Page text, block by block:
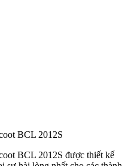
BCL 2012S
BCL 2012S được thiết kế